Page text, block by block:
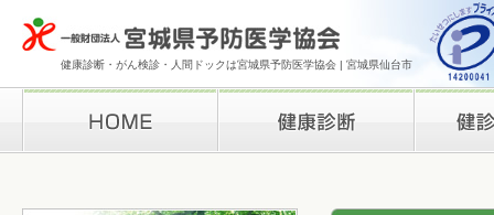
健康診断・がん検診・人間ドックは宮城県予防医学協会 | 宮城県仙台市